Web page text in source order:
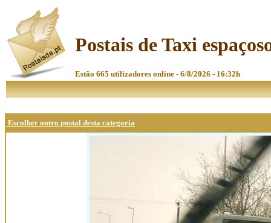
Postais de Taxi
Estão 665 utilizadores online - 6/8/2026 - 16:32h
Escolher outro postal desta categoria